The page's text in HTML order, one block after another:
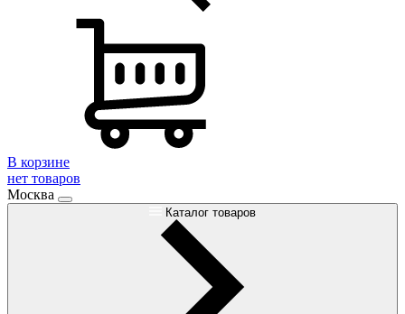
В корзине
нет товаров
Москва
Каталог товаров